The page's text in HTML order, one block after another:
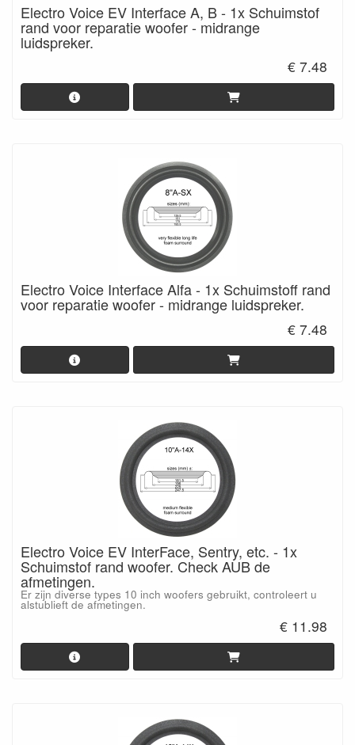
Electro Voice EV Interface A, B - 1x Schuimstof
rand voor reparatie woofer - midrange
luidspreker.
€ 7.48
Electro Voice Interface Alfa - 1x Schuimstoff rand
voor reparatie woofer - midrange luidspreker.
€ 7.48
Electro Voice EV InterFace, Sentry, etc. - 1x
Schuimstof rand woofer. Check AUB de
afmetingen.
Er zijn diverse types 10 inch woofers gebruikt, controleert u
alstublieft de afmetingen.
€ 11.98